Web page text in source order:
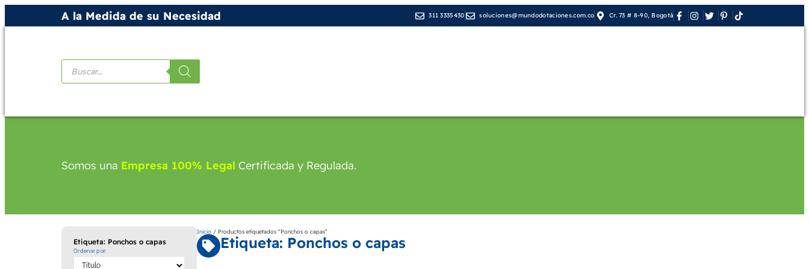
A la Medida de su Necesidad 311 3335430 soluciones@mundodotaciones.com.co Cr. 73 # 8-90, Bogotá
Somos una Empresa 100% Legal Certificada y Regulada.
Etiqueta: Ponchos o capas
Ordenar por:
Inicio/ Productos etiquetados “Ponchos o capas”
Etiqueta: Ponchos o capas